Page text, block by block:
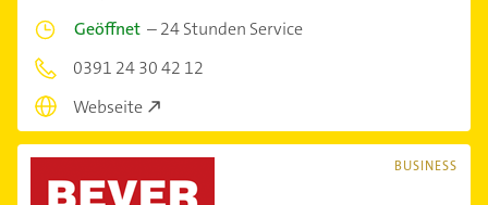
Geöffnet –24 Stunden Service
0391 24 30 42 12
Webseite
BUSINESS